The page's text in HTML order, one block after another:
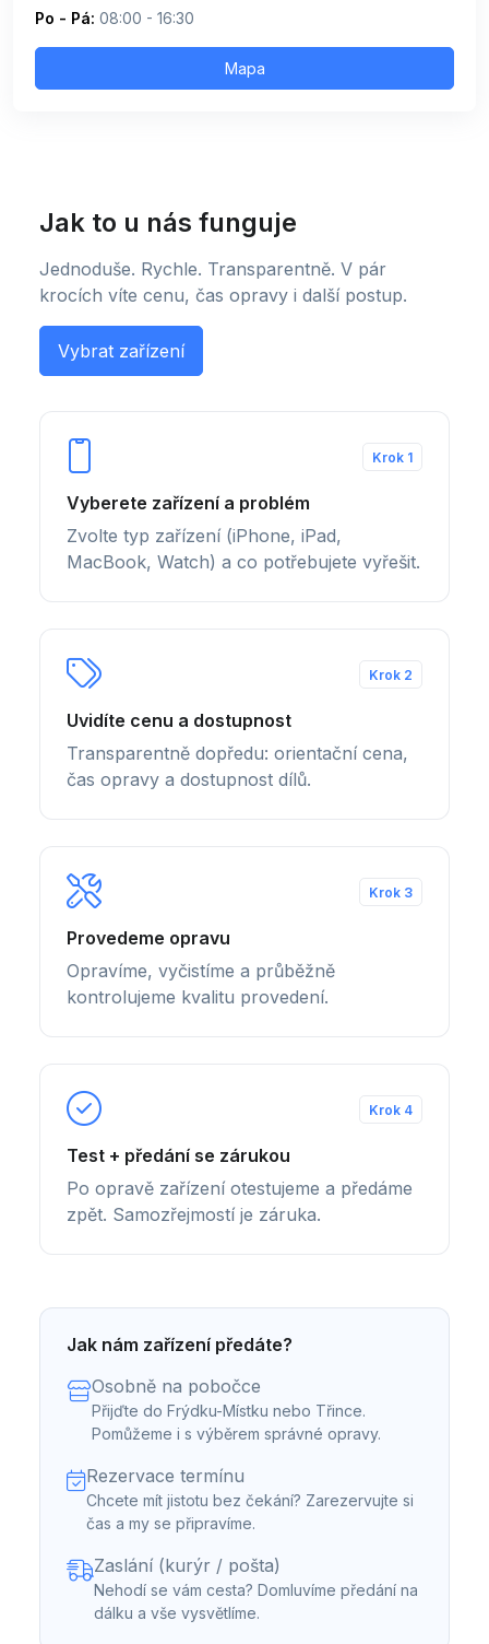
Po - Pá: 08:00 - 16:30
Mapa
Jak to u nás funguje
Jednoduše. Rychle. Transparentně. V pár
krocích víte cenu, čas opravy i další postup.
Vybrat zařízení
Krok 1
Vyberete zařízení a problém
Zvolte typ zařízení (iPhone, iPad,
MacBook, Watch) a co potřebujete vyřešit.
Krok 2
Uvidíte cenu a dostupnost
Transparentně dopředu: orientační cena,
čas opravy a dostupnost dílů.
Krok 3
Provedeme opravu
Opravíme, vyčistíme a průběžně
kontrolujeme kvalitu provedení.
Krok 4
Test + předání se zárukou
Po opravě zařízení otestujeme a předáme
zpět. Samozřejmostí je záruka.
Jak nám zařízení předáte?
Osobně na pobočce
Přijďte do Frýdku-Místku nebo Třince.
Pomůžeme i s výběrem správné opravy.
Rezervace termínu
Chcete mít jistotu bez čekání? Zarezervujte si
čas a my se připravíme.
Zaslání (kurýr / pošta)
Nehodí se vám cesta? Domluvíme předání na
dálku a vše vysvětlíme.